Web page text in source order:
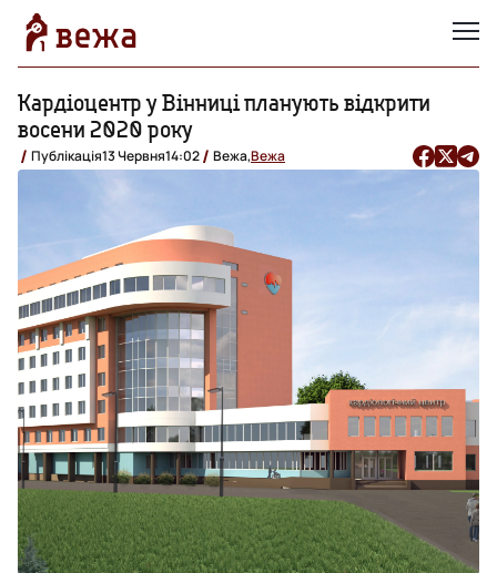
Кардіоцентр у Вінниці планують відкрити
восени 2020 року
Публікація13 Червня14:02 Вежа,Вежа